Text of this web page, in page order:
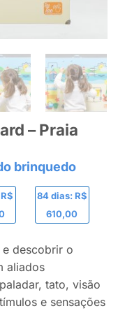
– Praia
84 dias: R$
610,00
e descobrir o
aliados
tato, visão
e sensações